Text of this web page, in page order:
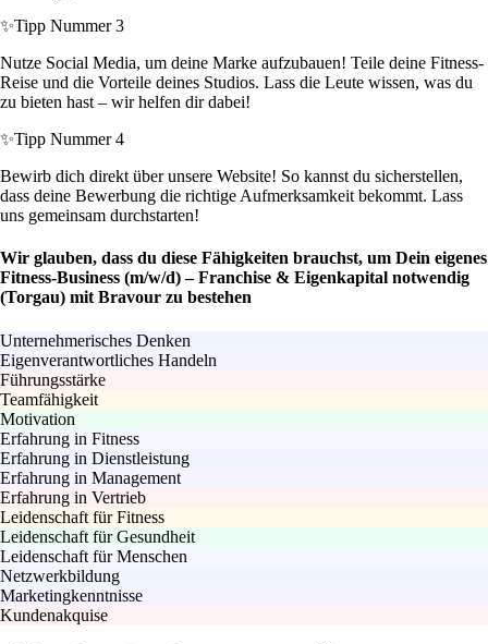
✨Tipp Nummer 3
Nutze Social Media, um deine Marke aufzubauen! Teile deine Fitness-
Reise und die Vorteile deines Studios. Lass die Leute wissen, was du
zu bieten hast – wir helfen dir dabei!
✨Tipp Nummer 4
Bewirb dich direkt über unsere Website! So kannst du sicherstellen,
dass deine Bewerbung die richtige Aufmerksamkeit bekommt. Lass
uns gemeinsam durchstarten!
Wir glauben, dass du diese Fähigkeiten brauchst, um Dein eigenes
Fitness-Business (m/w/d) – Franchise & Eigenkapital notwendig
(Torgau) mit Bravour zu bestehen
Unternehmerisches Denken
Eigenverantwortliches Handeln
Führungsstärke
Teamfähigkeit
Motivation
Erfahrung in Fitness
Erfahrung in Dienstleistung
Erfahrung in Management
Erfahrung in Vertrieb
Leidenschaft für Fitness
Leidenschaft für Gesundheit
Leidenschaft für Menschen
Netzwerkbildung
Marketingkenntnisse
Kundenakquise